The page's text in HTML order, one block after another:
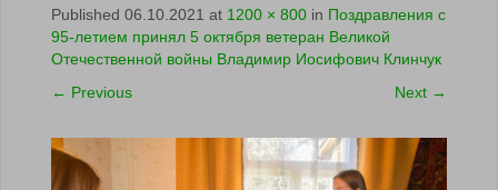
Published 06.10.2021 at 1200 × 800 in Поздравления с
95-летием принял 5 октября ветеран Великой
Отечественной войны Владимир Иосифович Клинчук
← Previous Next →